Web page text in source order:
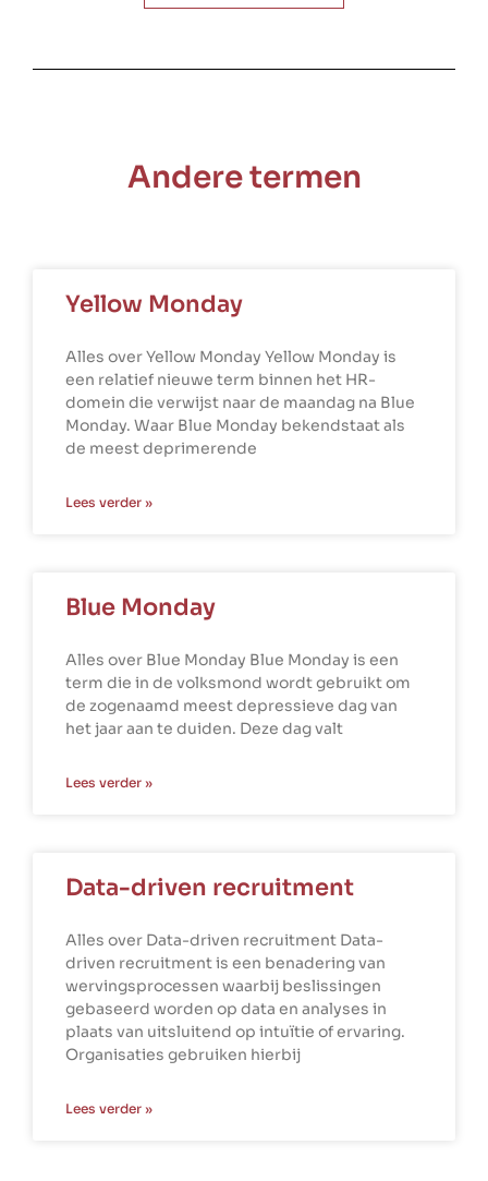
Andere termen
Yellow Monday
Alles over Yellow Monday Yellow Monday is
een relatief nieuwe term binnen het HR-
domein die verwijst naar de maandag na Blue
Monday. Waar Blue Monday bekendstaat als
de meest deprimerende
Lees verder »
Blue Monday
Alles over Blue Monday Blue Monday is een
term die in de volksmond wordt gebruikt om
de zogenaamd meest depressieve dag van
het jaar aan te duiden. Deze dag valt
Lees verder »
Data-driven recruitment
Alles over Data-driven recruitment Data-
driven recruitment is een benadering van
wervingsprocessen waarbij beslissingen
gebaseerd worden op data en analyses in
plaats van uitsluitend op intuïtie of ervaring.
Organisaties gebruiken hierbij
Lees verder »